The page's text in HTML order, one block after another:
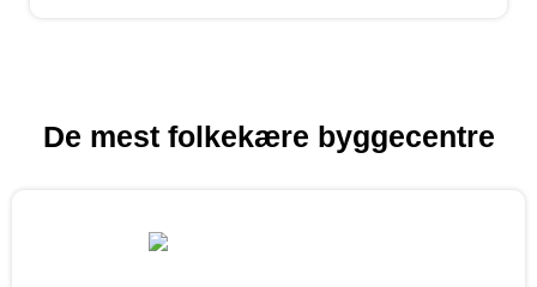
De mest folkekære byggecentre